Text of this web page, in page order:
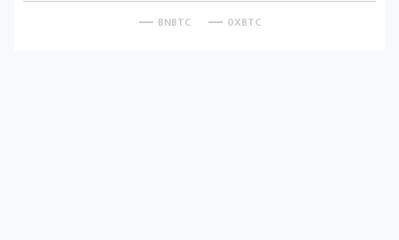
BNBTC 0XBTC